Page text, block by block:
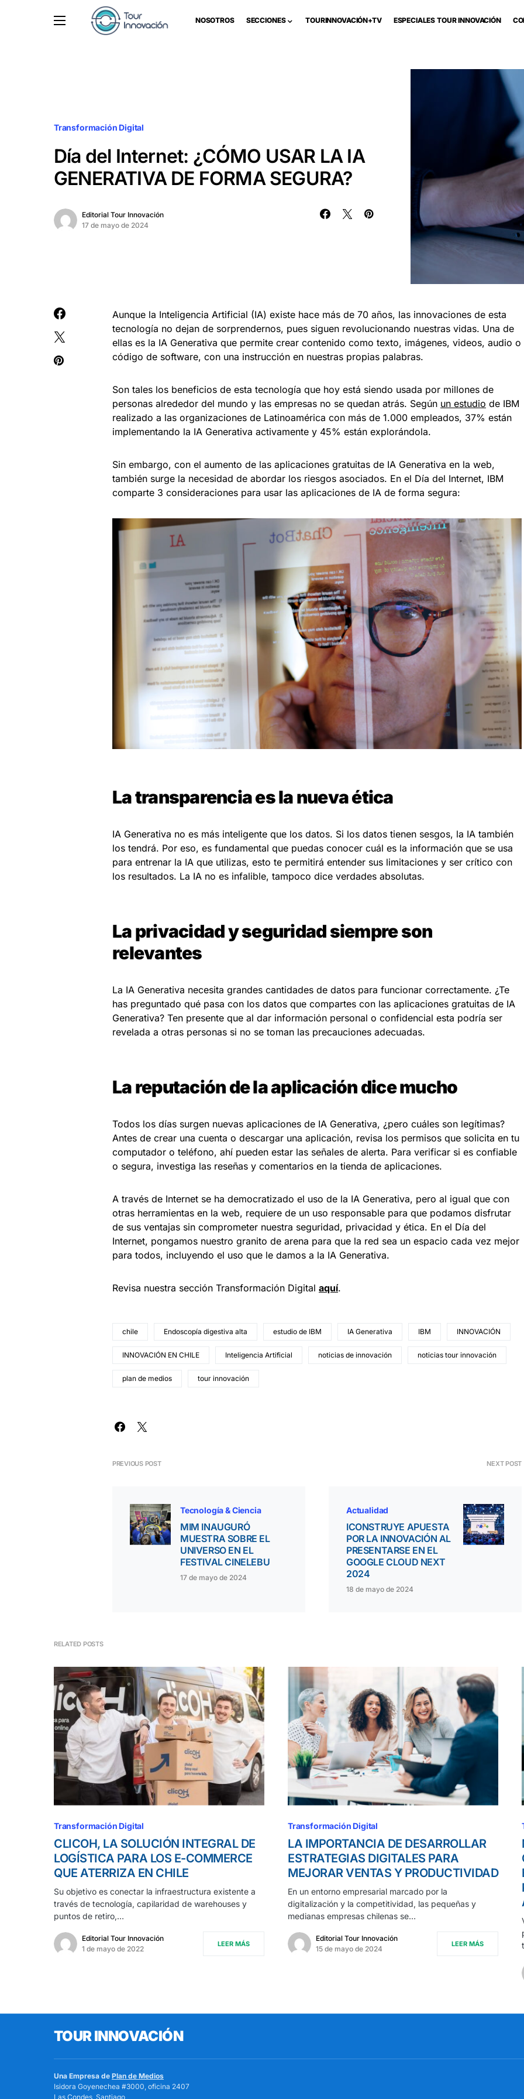
NOSOTROS SECCIONES TOURINNOVACIÓN+TV ESPECIALES TOUR INNOVACIÓN
Transformación Digital
Día del Internet: ¿CÓMO USAR LA IA
GENERATIVA DE FORMA SEGURA?
Editorial Tour Innovación
17 de mayo de 2024
Aunque la Inteligencia Artificial (IA) existe hace más de 70 años, las innovaciones de esta
tecnología no dejan de sorprendernos, pues siguen revolucionando nuestras vidas. Una de
ellas es la IA Generativa que permite crear contenido como texto, imágenes, videos, audio o
código de software, con una instrucción en nuestras propias palabras.
Son tales los beneficios de esta tecnología que hoy está siendo usada por millones de
personas alrededor del mundo y las empresas no se quedan atrás. Según un estudio de IBM
realizado a las organizaciones de Latinoamérica con más de 1.000 empleados, 37% están
implementando la IA Generativa activamente y 45% están explorándola.
Sin embargo, con el aumento de las aplicaciones gratuitas de IA Generativa en la web,
también surge la necesidad de abordar los riesgos asociados. En el Día del Internet, IBM
comparte 3 consideraciones para usar las aplicaciones de IA de forma segura:
La transparencia es la nueva ética
IA Generativa no es más inteligente que los datos. Si los datos tienen sesgos, la IA también
los tendrá. Por eso, es fundamental que puedas conocer cuál es la información que se usa
para entrenar la IA que utilizas, esto te permitirá entender sus limitaciones y ser crítico con
los resultados. La IA no es infalible, tampoco dice verdades absolutas.
La privacidad y seguridad siempre son
relevantes
La IA Generativa necesita grandes cantidades de datos para funcionar correctamente. ¿Te
has preguntado qué pasa con los datos que compartes con las aplicaciones gratuitas de IA
Generativa? Ten presente que al dar información personal o confidencial esta podría ser
revelada a otras personas si no se toman las precauciones adecuadas.
La reputación de la aplicación dice mucho
Todos los días surgen nuevas aplicaciones de IA Generativa, ¿pero cuáles son legítimas?
Antes de crear una cuenta o descargar una aplicación, revisa los permisos que solicita en tu
computador o teléfono, ahí pueden estar las señales de alerta. Para verificar si es confiable
o segura, investiga las reseñas y comentarios en la tienda de aplicaciones.
A través de Internet se ha democratizado el uso de la IA Generativa, pero al igual que con
otras herramientas en la web, requiere de un uso responsable para que podamos disfrutar
de sus ventajas sin comprometer nuestra seguridad, privacidad y ética. En el Día del
Internet, pongamos nuestro granito de arena para que la red sea un espacio cada vez mejor
para todos, incluyendo el uso que le damos a la IA Generativa.
Revisa nuestra sección Transformación Digital aquí.
chile Endoscopía digestiva alta estudio de IBM IA Generativa IBM INNOVACIÓN
INNOVACIÓN EN CHILE Inteligencia Artificial noticias de innovación noticias tour innovación
plan de medios tour innovación
PREVIOUS POST
Tecnología & Ciencia
MIM INAUGURÓ
MUESTRA SOBRE EL
UNIVERSO EN EL
FESTIVAL CINELEBU
17 de mayo de 2024
NEXT POST
Actualidad
ICONSTRUYE APUESTA
POR LA INNOVACIÓN AL
PRESENTARSE EN EL
GOOGLE CLOUD NEXT
2024
18 de mayo de 2024
RELATED POSTS
Transformación Digital
CLICOH, LA SOLUCIÓN INTEGRAL DE
LOGÍSTICA PARA LOS E-COMMERCE
QUE ATERRIZA EN CHILE
Su objetivo es conectar la infraestructura existente a
través de tecnología, capilaridad de warehouses y
puntos de retiro,…
Editorial Tour Innovación
1 de mayo de 2022
LEER MÁS
Transformación Digital
LA IMPORTANCIA DE DESARROLLAR
ESTRATEGIAS DIGITALES PARA
MEJORAR VENTAS Y PRODUCTIVIDAD
En un entorno empresarial marcado por la
digitalización y la competitividad, las pequeñas y
medianas empresas chilenas se…
Editorial Tour Innovación
15 de mayo de 2024
LEER MÁS
TOUR INNOVACIÓN
Una Empresa de Plan de Medios
Isidora Goyenechea #3000, oficina 2407
Las Condes, Santiago